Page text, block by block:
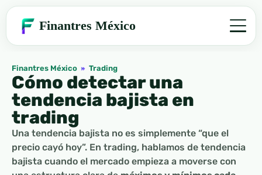
Finantres México
Finantres México » Trading
Cómo detectar una
tendencia bajista en
trading
Una tendencia bajista no es simplemente “que el
precio cayó hoy”. En trading, hablamos de tendencia
bajista cuando el mercado empieza a moverse con